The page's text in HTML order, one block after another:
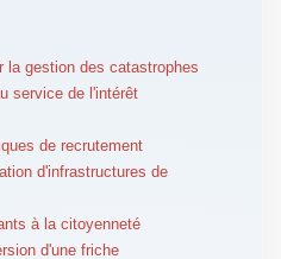
la gestion des catastrophes
service de l'intérêt
de recrutement
d'infrastructures de
à la citoyenneté
d'une friche